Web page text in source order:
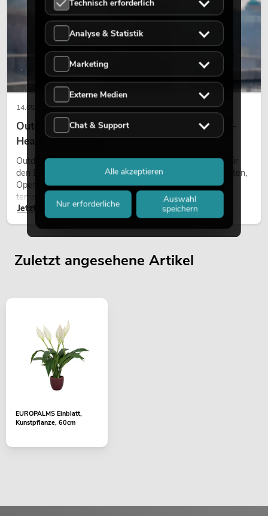
14.05.2026
Outdoor Moving-Heads: Wetterfeste Moving-
Heads bei Events
Outdoor Moving-Heads sind bewegliche Scheinwerfer für
den Einsatz im Freien. Sie werden bei Festivals, Stadtfesten,
Open-Air-Konzerten, Architekturinszenierungen und
temporären Außeninstallationen eingesetzt.
Jetzt lesen
Zuletzt angesehene Artikel
EUROPALMS Einblatt,
Kunstpflanze, 60cm
Technisch erforderlich
Analyse & Statistik
Marketing
Externe Medien
Chat & Support
Nur erforderliche
Auswahl
speichern
Alle akzeptieren